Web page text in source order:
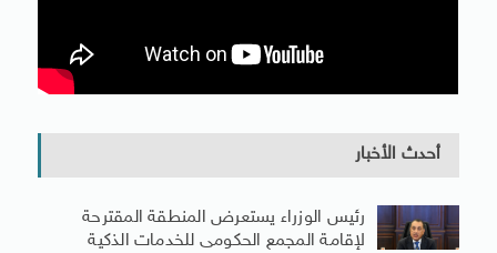
أحدث الأخبار
رئيس الوزراء يستعرض المنطقة المقترحة
لإقامة المجمع الحكومى للخدمات الذكية